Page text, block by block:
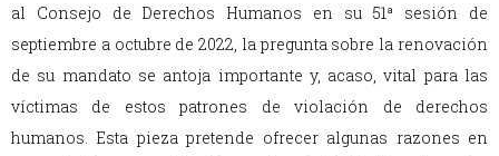
al Consejo de Derechos Humanos en su 51ª sesión de
septiembre a octubre de 2022, la pregunta sobre la renovación
de su mandato se antoja importante y, acaso, vital para las
víctimas de estos patrones de violación de derechos
humanos. Esta pieza pretende ofrecer algunas razones en